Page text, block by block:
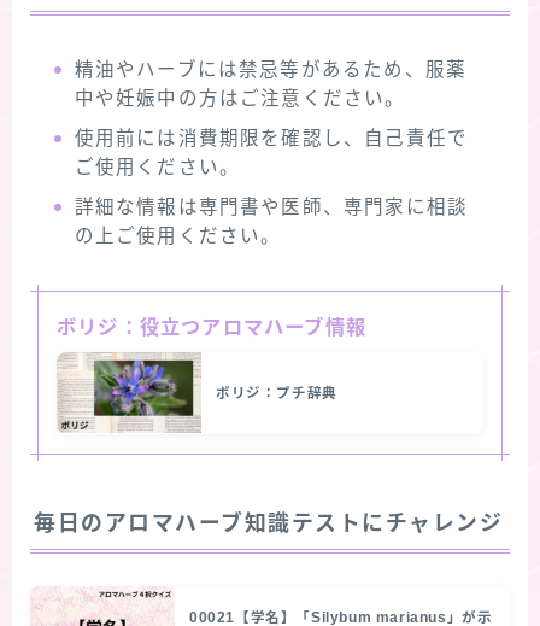
精油やハーブには禁忌等があるため、服薬
中や妊娠中の方はご注意ください。
使用前には消費期限を確認し、自己責任で
ご使用ください。
詳細な情報は専門書や医師、専門家に相談
の上ご使用ください。
ボリジ：役立つアロマハーブ情報
ボリジ：プチ辞典
毎日のアロマハーブ知識テストにチャレンジ
00021【学名】「Silybum marianus」が示